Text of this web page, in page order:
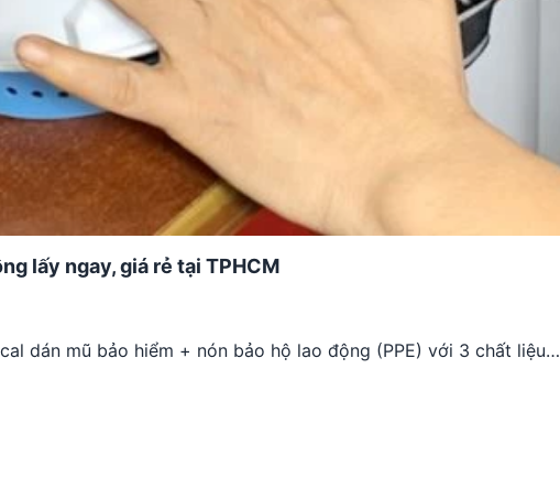
lấy ngay, giá rẻ tại TPHCM
dán mũ bảo hiểm + nón bảo hộ lao động (PPE) với 3 chất liệu…